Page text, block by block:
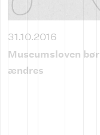
31.10.2016
Museumsloven bør
ændres